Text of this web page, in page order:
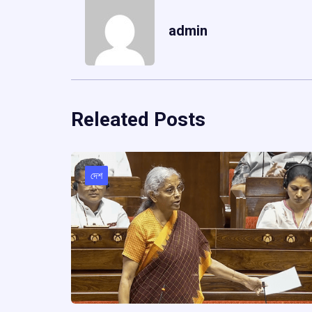
admin
Releated Posts
দেশ